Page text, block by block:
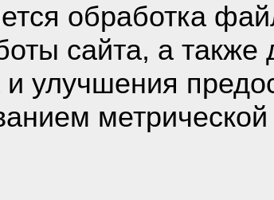
/Виндовс 10
обработка
сайта, а также
и улучшения